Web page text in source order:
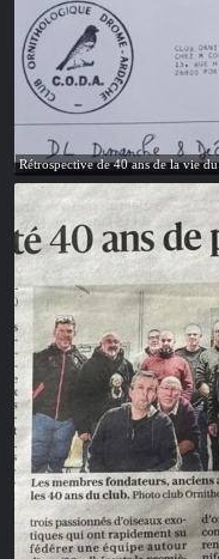
Rétrospective de 40 ans de la vie